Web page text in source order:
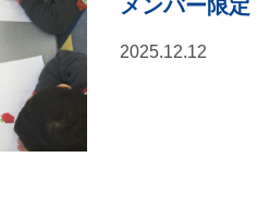
メンバー限定
2025.12.12